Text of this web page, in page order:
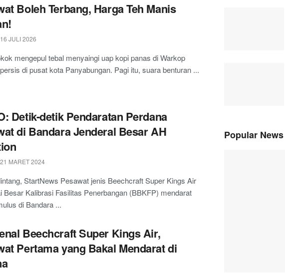
Boleh Terbang, Harga Teh Manis
JULI 2026
mengepul tebal menyaingi uap kopi panas di Warkop
di pusat kota Panyabungan. Pagi itu, suara benturan ...
Detik-detik Pendaratan Perdana
di Bandara Jenderal Besar AH
MARET 2024
StartNews Pesawat jenis Beechcraft Super Kings Air
Besar Kalibrasi Fasilitas Penerbangan (BBKFP) mendarat
di Bandara ...
Beechcraft Super Kings Air,
Pertama yang Bakal Mendarat di
Popular News